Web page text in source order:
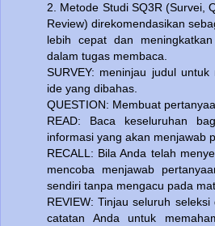
2. Metode Studi SQ3R (Survei,
Review) direkomendasikan
lebih cepat dan
dalam tugas membaca.
SURVEY: meninjau judul
ide yang dibahas.
QUESTION: Membuat
READ: Baca keseluruhan
informasi yang akan menjawab
RECALL: Bila Anda telah
mencoba menjawab
sendiri tanpa mengacu pada
REVIEW: Tinjau seluruh
catatan Anda untuk